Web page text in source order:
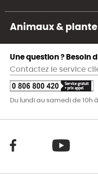
Animaux &
Une question ? Besoin
Contactez le service
Du lundi au samedi de 10h à